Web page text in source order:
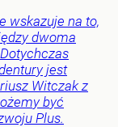
wskazuje na to,
dwoma
jest
Witczak z
być
Plus.